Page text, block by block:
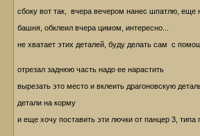
сбоку вот так, вчера вечером нанес шпатлю, еще
башня, обклеил вчера цимом, интересно...
не хватает этих деталей, буду делать сам с
отрезал заднюю часть надо ее нарастить
вырезать это место и вклеить драгоновскую
детали на корму
и еще хочу поставить эти лючки от панцер 3, типа